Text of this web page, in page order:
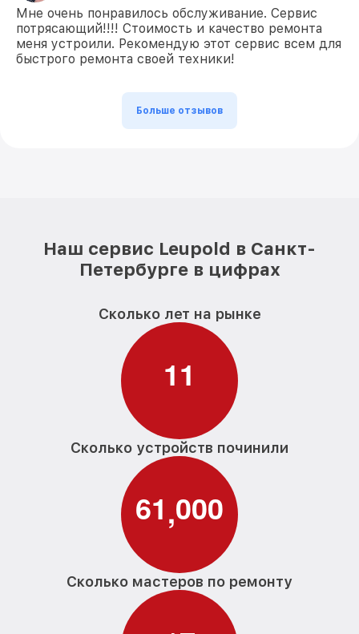
Мне очень понравилось обслуживание. Сервис
потрясающий!!!! Стоимость и качество ремонта
меня устроили. Рекомендую этот сервис всем для
быстрого ремонта своей техники!
Больше отзывов
Наш сервис Leupold в Санкт-
Петербурге в цифрах
Сколько лет на рынке
11
Сколько устройств починили
61,000
Сколько мастеров по ремонту